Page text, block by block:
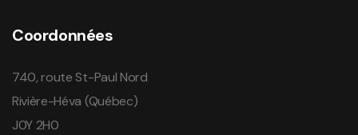
Coordonnées
740, route St-Paul Nord
Rivière-Héva (Québec)
J0Y 2H0